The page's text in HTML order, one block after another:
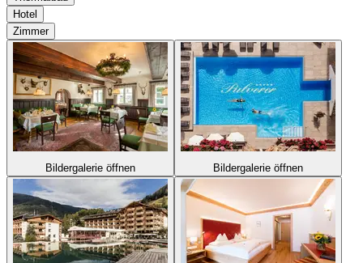
Hotel
Zimmer
Bildergalerie öffnen Bildergalerie öffnen